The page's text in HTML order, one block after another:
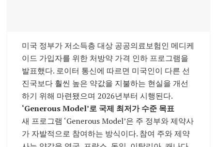
미국 정부가 저소득층 대상 공공의료보험인 메디케
이드 가입자를 위한 처방약 가격 인하 프로그램을
발표했다. 로이터 통신에 따르면 미국인이 다른 선
진국보다 훨씬 높은 약값을 지불하는 현실을 개선
하기 위해 마련됐으며 2026년부터 시행된다.
‘Generous Model’로 국제 최저가 수준 목표
새 프로그램 ‘Generous Model’은 주 정부와 제약사
가 자발적으로 참여하는 방식이다. 참여 주와 제약